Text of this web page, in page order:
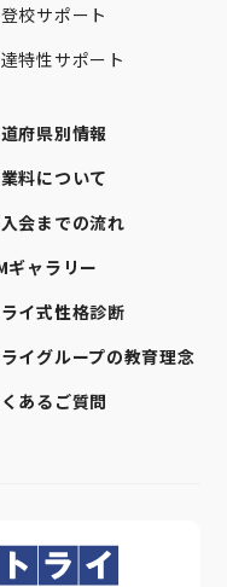
校サポート
特性サポート
府県別情報
料について
会までの流れ
ギャラリー
ライ式性格診断
ライグループの教育理念
あるご質問